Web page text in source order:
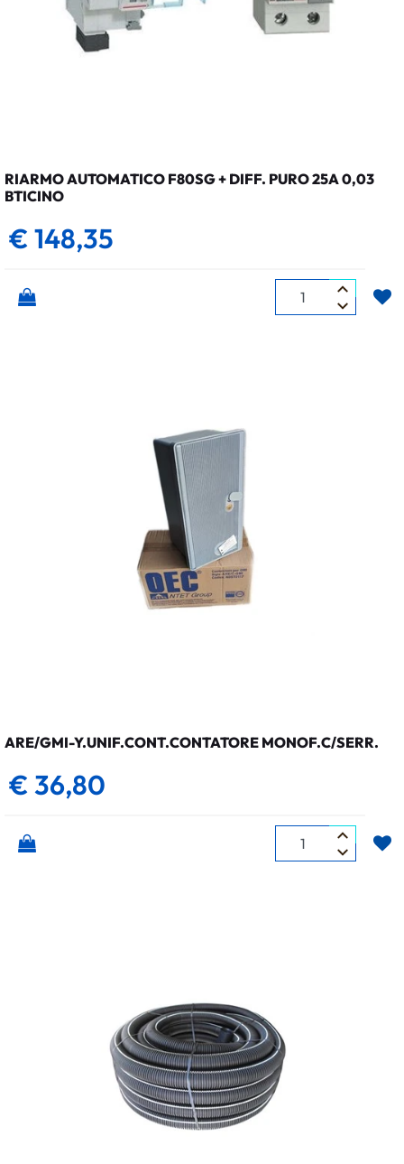
RIARMO AUTOMATICO F80SG + DIFF. PURO 25A 0,03
BTICINO
€ 148,35
Quantità
ARE/GMI-Y.UNIF.CONT.CONTATORE MONOF.C/SERR.
€ 36,80
Quantità